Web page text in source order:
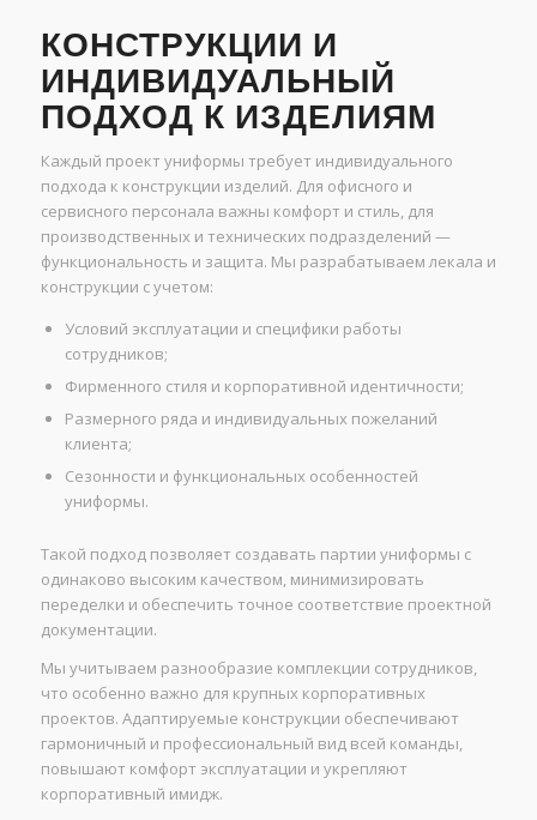
КОНСТРУКЦИИ И
ИНДИВИДУАЛЬНЫЙ
ПОДХОД К ИЗДЕЛИЯМ
Каждый проект униформы требует индивидуального
подхода к конструкции изделий. Для офисного и
сервисного персонала важны комфорт и стиль, для
производственных и технических подразделений —
функциональность и защита. Мы разрабатываем лекала и
конструкции с учетом:
Условий эксплуатации и специфики работы
сотрудников;
Фирменного стиля и корпоративной идентичности;
Размерного ряда и индивидуальных пожеланий
клиента;
Сезонности и функциональных особенностей
униформы.
Такой подход позволяет создавать партии униформы с
одинаково высоким качеством, минимизировать
переделки и обеспечить точное соответствие проектной
документации.
Мы учитываем разнообразие комплекции сотрудников,
что особенно важно для крупных корпоративных
проектов. Адаптируемые конструкции обеспечивают
гармоничный и профессиональный вид всей команды,
повышают комфорт эксплуатации и укрепляют
корпоративный имидж.